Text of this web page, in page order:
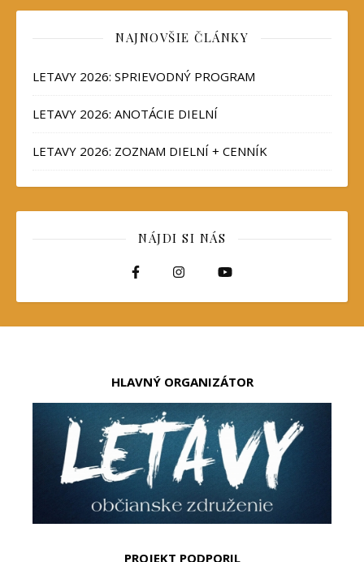
NAJNOVŠIE ČLÁNKY
LETAVY 2026: SPRIEVODNÝ PROGRAM
LETAVY 2026: ANOTÁCIE DIELNÍ
LETAVY 2026: ZOZNAM DIELNÍ + CENNÍK
NÁJDI SI NÁS
HLAVNÝ ORGANIZÁTOR
PROJEKT PODPORIL